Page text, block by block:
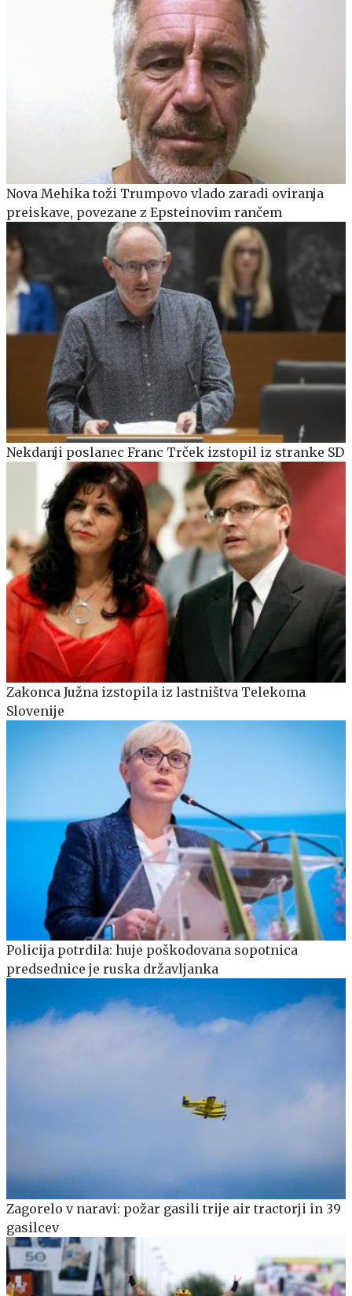
Nova Mehika toži Trumpovo vlado zaradi oviranja
preiskave, povezane z Epsteinovim rančem
Nekdanji poslanec Franc Trček izstopil iz stranke SD
Zakonca Južna izstopila iz lastništva Telekoma
Slovenije
Policija potrdila: huje poškodovana sopotnica
predsednice je ruska državljanka
Zagorelo v naravi: požar gasili trije air tractorji in 39
gasilcev